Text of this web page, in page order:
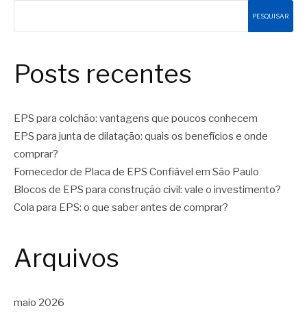
PESQUISAR
Posts recentes
EPS para colchão: vantagens que poucos conhecem
EPS para junta de dilatação: quais os benefícios e onde
comprar?
Fornecedor de Placa de EPS Confiável em São Paulo
Blocos de EPS para construção civil: vale o investimento?
Cola para EPS: o que saber antes de comprar?
Arquivos
maio 2026